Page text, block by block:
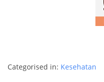
Categorised in: Kesehatan